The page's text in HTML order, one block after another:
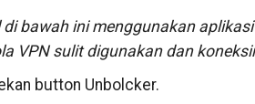
di bawah ini menggunakan
VPN sulit digunakan dan
button Unbolcker.